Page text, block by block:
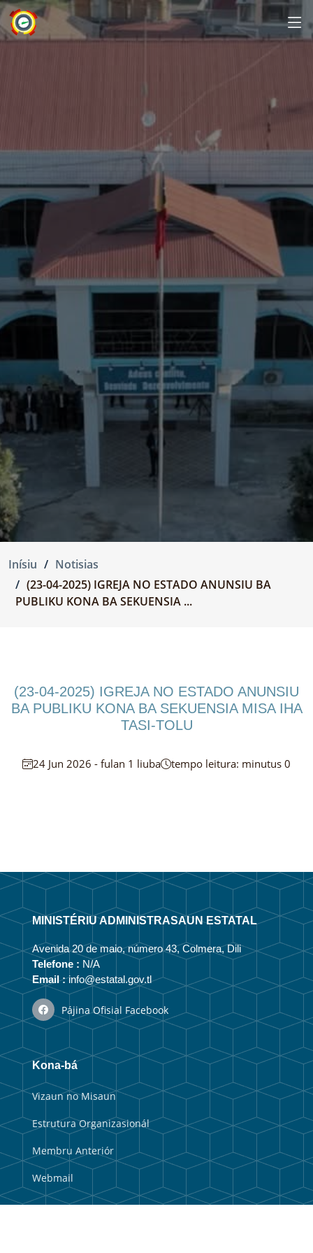
Inísiu
Notisias
(23-04-2025) IGREJA NO ESTADO ANUNSIU BA
PUBLIKU KONA BA SEKUENSIA ...
(23-04-2025) IGREJA NO ESTADO ANUNSIU
BA PUBLIKU KONA BA SEKUENSIA MISA IHA
TASI-TOLU
24 Jun 2026 - fulan 1 liuba tempo leitura: minutus 0
MINISTÉRIU ADMINISTRASAUN ESTATAL
Avenida 20 de maio, número 43, Colmera, Dili
Telefone : N/A
Email :info@estatal.gov.tl
Pájina Ofisial Facebook
Kona-bá
Vizaun no Misaun
Estrutura Organizasionál
Membru Anteriór
Webmail